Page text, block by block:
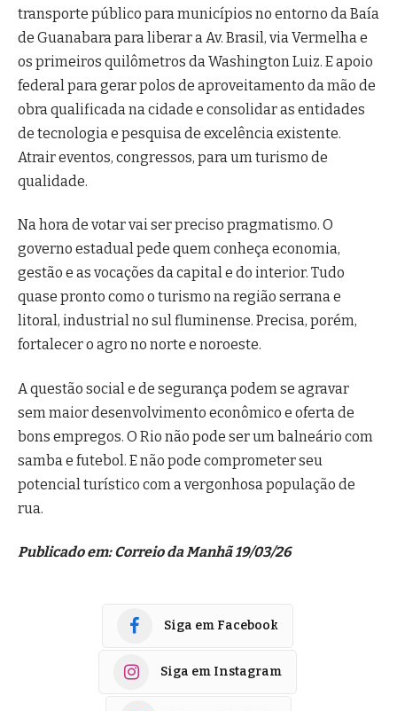
transporte público para municípios no entorno da Baía
de Guanabara para liberar a Av. Brasil, via Vermelha e
os primeiros quilômetros da Washington Luiz. E apoio
federal para gerar polos de aproveitamento da mão de
obra qualificada na cidade e consolidar as entidades
de tecnologia e pesquisa de excelência existente.
Atrair eventos, congressos, para um turismo de
qualidade.
Na hora de votar vai ser preciso pragmatismo. O
governo estadual pede quem conheça economia,
gestão e as vocações da capital e do interior. Tudo
quase pronto como o turismo na região serrana e
litoral, industrial no sul fluminense. Precisa, porém,
fortalecer o agro no norte e noroeste.
A questão social e de segurança podem se agravar
sem maior desenvolvimento econômico e oferta de
bons empregos. O Rio não pode ser um balneário com
samba e futebol. E não pode comprometer seu
potencial turístico com a vergonhosa população de
rua.
Publicado em: Correio da Manhã 19/03/26
Siga em Facebook
Siga em Instagram